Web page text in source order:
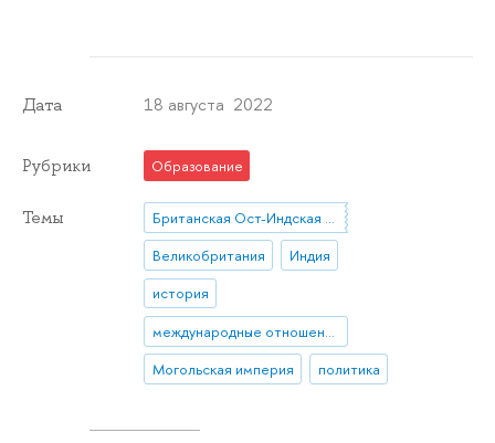
Дата 18 августа 2022
Рубрики Образование
Темы
Великобритания
Индия
история
международные отношения
Могольская империя
политика